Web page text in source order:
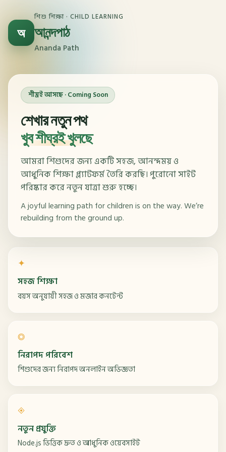
অ
শিশু শিক্ষা · CHILD LEARNING
আনন্দপাঠ
Ananda Path
শীঘ্রই আসছে · Coming Soon
শেখার নতুন পথ
খুব শীঘ্রই খুলছে
আমরা শিশুদের জন্য একটি সহজ, আনন্দময় ও
আধুনিক শিক্ষা প্ল্যাটফর্ম তৈরি করছি। পুরোনো সাইট
পরিষ্কার করে নতুন যাত্রা শুরু হচ্ছে।
A joyful learning path for children is on the way. We’re
rebuilding from the ground up.
✦
সহজ শিক্ষা
বয়স অনুযায়ী সহজ ও মজার কনটেন্ট
◎
নিরাপদ পরিবেশ
শিশুদের জন্য নিরাপদ অনলাইন অভিজ্ঞতা
◈
নতুন প্রযুক্তি
Node.js ভিত্তিক দ্রুত ও আধুনিক ওয়েবসাইট